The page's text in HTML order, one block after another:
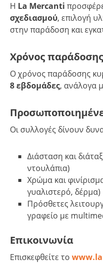
Η La Mercanti
σχεδιασμού, επιλογή
στην παράδοση και
Χρόνος παράδοσης
Ο χρόνος παράδοσης
8 εβδομάδες, ανάλογα
Οι συλλογές δίνουν
Διάσταση και
ντουλάπια)
Χρώμα και
γυαλιστερό, δέρμα)
Πρόσθετες
γραφείο με
Επικοινωνία
Επισκεφθείτε το